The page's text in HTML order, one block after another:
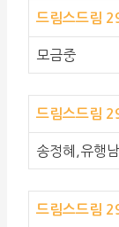
드림스드림
모금중
드림스드림
송정혜,유행
드림스드림